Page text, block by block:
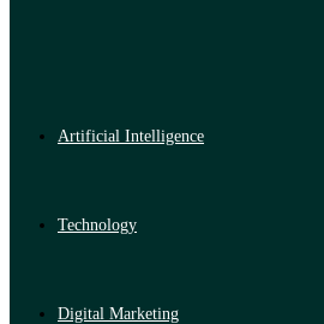
Artificial Intelligence
Technology
Digital Marketing